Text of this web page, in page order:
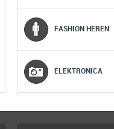
FASHION HEREN
ELEKTRONICA